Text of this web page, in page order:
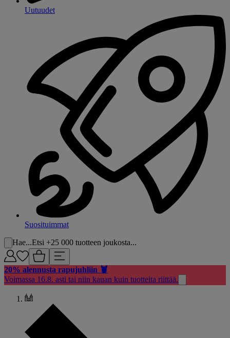
Uutuudet
Suosituimmat
Hae...Etsi +25 000 tuotteen joukosta...
20% alennusta rapujuhliin 🦞
Voimassa 16.8. asti tai niin kauan kuin tuotteita riittää.